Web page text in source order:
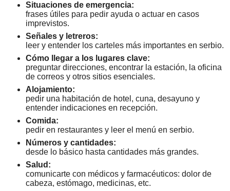
Situaciones de emergencia:
frases útiles para pedir ayuda o actuar en casos
imprevistos.
Señales y letreros:
leer y entender los carteles más importantes en serbio.
Cómo llegar a los lugares clave:
preguntar direcciones, encontrar la estación, la oficina
de correos y otros sitios esenciales.
Alojamiento:
pedir una habitación de hotel, cuna, desayuno y
entender indicaciones en recepción.
Comida:
pedir en restaurantes y leer el menú en serbio.
Números y cantidades:
desde lo básico hasta cantidades más grandes.
Salud:
comunicarte con médicos y farmacéuticos: dolor de
cabeza, estómago, medicinas, etc.